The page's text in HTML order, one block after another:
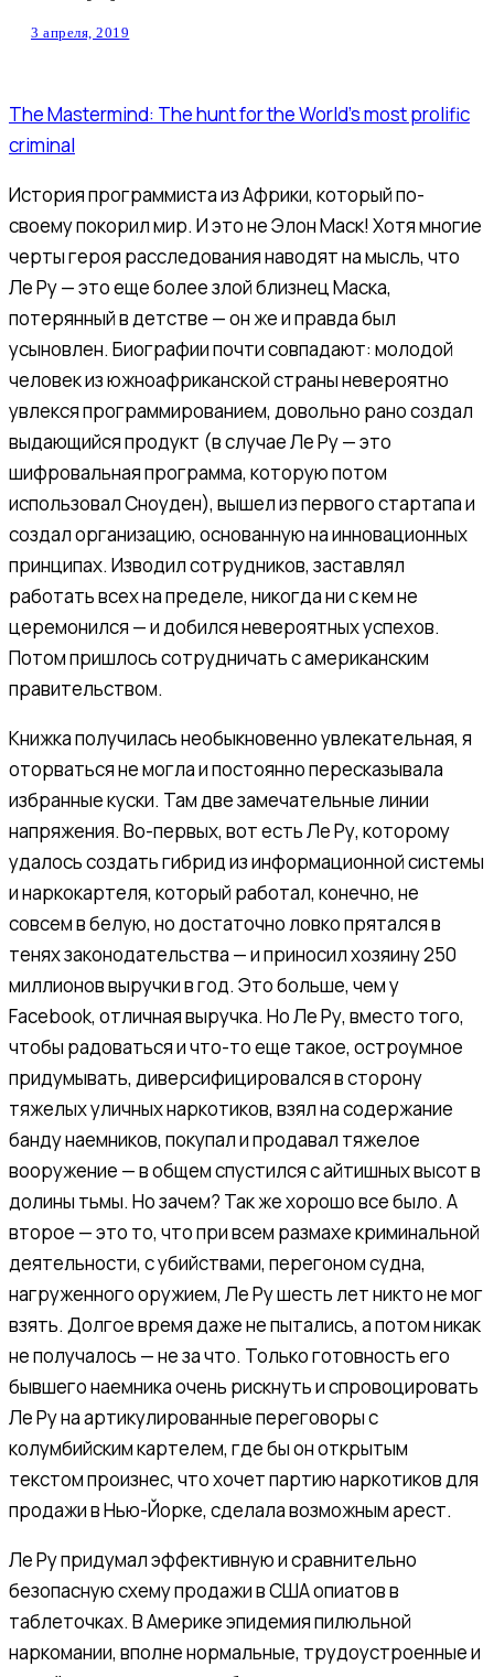
3 апреля, 2019
The Mastermind: The hunt for the World’s most prolific
criminal
История программиста из Африки, который по-
своему покорил мир. И это не Элон Маск! Хотя многие
черты героя расследования наводят на мысль, что
Ле Ру — это еще более злой близнец Маска,
потерянный в детстве — он же и правда был
усыновлен. Биографии почти совпадают: молодой
человек из южноафриканской страны невероятно
увлекся программированием, довольно рано создал
выдающийся продукт (в случае Ле Ру — это
шифровальная программа, которую потом
использовал Сноуден), вышел из первого стартапа и
создал организацию, основанную на инновационных
принципах. Изводил сотрудников, заставлял
работать всех на пределе, никогда ни с кем не
церемонился — и добился невероятных успехов.
Потом пришлось сотрудничать с американским
правительством.
Книжка получилась необыкновенно увлекательная, я
оторваться не могла и постоянно пересказывала
избранные куски. Там две замечательные линии
напряжения. Во-первых, вот есть Ле Ру, которому
удалось создать гибрид из информационной системы
и наркокартеля, который работал, конечно, не
совсем в белую, но достаточно ловко прятался в
тенях законодательства — и приносил хозяину 250
миллионов выручки в год. Это больше, чем у
Facebook, отличная выручка. Но Ле Ру, вместо того,
чтобы радоваться и что-то еще такое, остроумное
придумывать, диверсифицировался в сторону
тяжелых уличных наркотиков, взял на содержание
банду наемников, покупал и продавал тяжелое
вооружение — в общем спустился с айтишных высот в
долины тьмы. Но зачем? Так же хорошо все было. А
второе — это то, что при всем размахе криминальной
деятельности, с убийствами, перегоном судна,
нагруженного оружием, Ле Ру шесть лет никто не мог
взять. Долгое время даже не пытались, а потом никак
не получалось — не за что. Только готовность его
бывшего наемника очень рискнуть и спровоцировать
Ле Ру на артикулированные переговоры с
колумбийским картелем, где бы он открытым
текстом произнес, что хочет партию наркотиков для
продажи в Нью-Йорке, сделала возможным арест.
Ле Ру придумал эффективную и сравнительно
безопасную схему продажи в США опиатов в
таблеточках. В Америке эпидемия пилюльной
наркомании, вполне нормальные, трудоустроенные и